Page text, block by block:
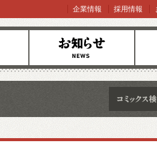
お知らせ オン
企業情報 採用情報